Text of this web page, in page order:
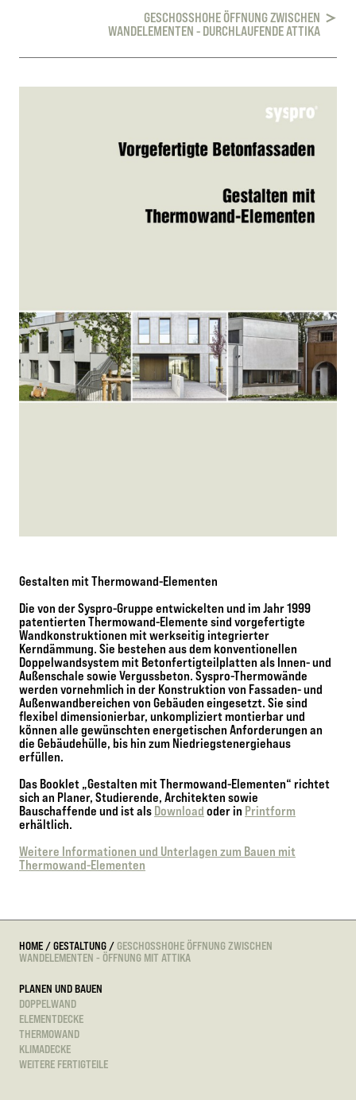
GESCHOSSHOHE ÖFFNUNG ZWISCHEN
WANDELEMENTEN - DURCHLAUFENDE ATTIKA
Gestalten mit Thermowand-Elementen
Die von der Syspro-Gruppe entwickelten und im Jahr 1999
patentierten Thermowand-Elemente sind vorgefertigte
Wandkonstruktionen mit werkseitig integrierter
Kerndämmung. Sie bestehen aus dem konventionellen
Doppelwandsystem mit Betonfertigteilplatten als Innen- und
Außenschale sowie Vergussbeton. Syspro-Thermowände
werden vornehmlich in der Konstruktion von Fassaden- und
Außenwandbereichen von Gebäuden eingesetzt. Sie sind
flexibel dimensionierbar, unkompliziert montierbar und
können alle gewünschten energetischen Anforderungen an
die Gebäudehülle, bis hin zum Niedriegstenergiehaus
erfüllen.
Das Booklet „Gestalten mit Thermowand-Elementen“ richtet
sich an Planer, Studierende, Architekten sowie
Bauschaffende und ist als Download oder in Printform
erhältlich.
Weitere Informationen und Unterlagen zum Bauen mit
Thermowand-Elementen
HOME /GESTALTUNG /GESCHOSSHOHE ÖFFNUNG ZWISCHEN
WANDELEMENTEN - ÖFFNUNG MIT ATTIKA
PLANEN UND BAUEN
DOPPELWAND
ELEMENTDECKE
THERMOWAND
KLIMADECKE
WEITERE FERTIGTEILE